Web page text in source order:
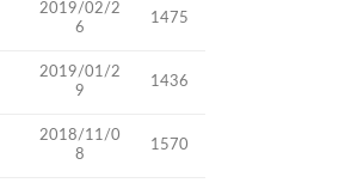
2019/02/2
6
1475
2019/01/2
9
1436
2018/11/0
8
1570